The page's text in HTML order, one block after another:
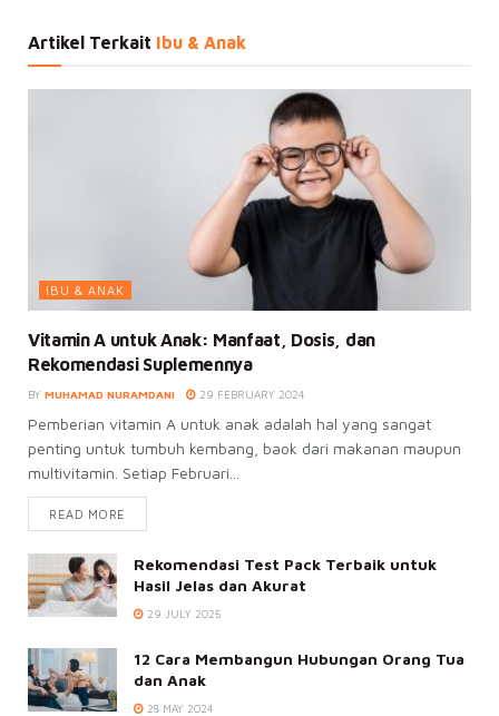
Artikel Terkait Ibu & Anak
IBU & ANAK
Vitamin A untuk Anak: Manfaat, Dosis, dan
Rekomendasi Suplemennya
BY MUHAMAD NURAMDANI 29 FEBRUARY 2024
Pemberian vitamin A untuk anak adalah hal yang sangat
penting untuk tumbuh kembang, baok dari makanan maupun
multivitamin. Setiap Februari...
READ MORE
Rekomendasi Test Pack Terbaik untuk
Hasil Jelas dan Akurat
29 JULY 2025
12 Cara Membangun Hubungan Orang Tua
dan Anak
28 MAY 2024